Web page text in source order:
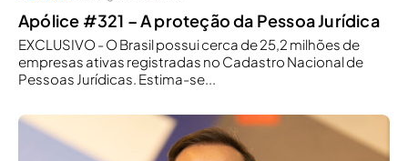
Apólice #321 – A proteção da Pessoa Jurídica
EXCLUSIVO - O Brasil possui cerca de 25,2 milhões de
empresas ativas registradas no Cadastro Nacional de
Pessoas Jurídicas. Estima-se...